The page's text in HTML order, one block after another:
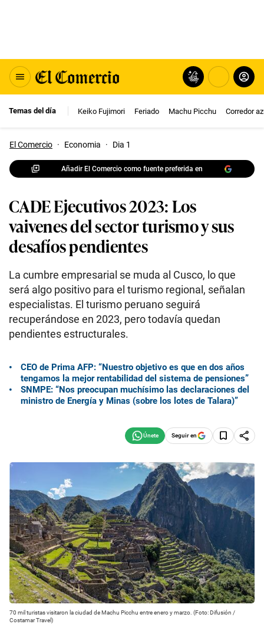
Temas del día Keiko Fujimori Feriado Machu Picchu Corredor
El Comercio · Economia · Dia 1
Añadir El Comercio como fuente preferida en
CADE Ejecutivos 2023: Los
vaivenes del sector turismo y sus
desafíos pendientes
La cumbre empresarial se muda al Cusco, lo que
será algo positivo para el turismo regional, señalan
especialistas. El turismo peruano seguirá
recuperándose en 2023, pero todavía quedan
pendientes estructurales.
CEO de Prima AFP: “Nuestro objetivo es que en dos años
tengamos la mejor rentabilidad del sistema de pensiones”
SNMPE: “Nos preocupan muchísimo las declaraciones del
ministro de Energía y Minas (sobre los lotes de Talara)”
Seguir en
70 mil turistas visitaron la ciudad de Machu Picchu entre enero y marzo. (Foto: Difusión /
Costamar Travel)